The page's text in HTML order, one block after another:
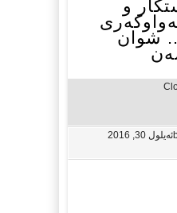
و
شوان
ئه‌یلول 30, 2016